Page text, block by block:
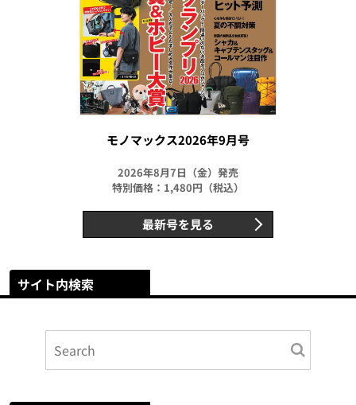
モノマックス2026年9月号
2026年8月7日（金）発売
特別価格：1,480円（税込）
最新号を見る
サイト内検索